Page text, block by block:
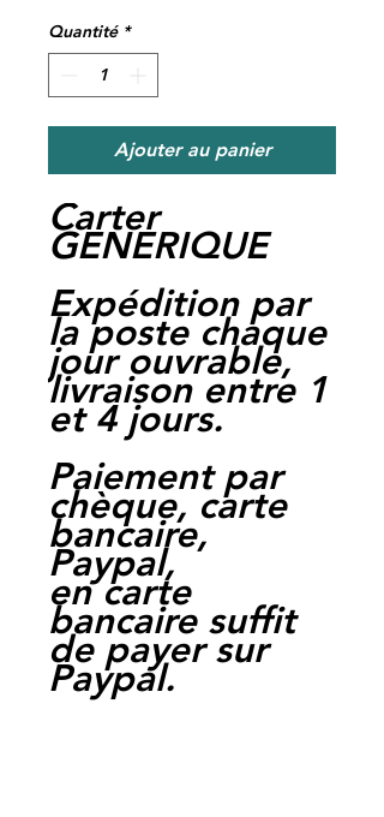
Quantité *
Ajouter au panier
Carter
GENERIQUE
Expédition par
la poste chaque
jour ouvrable,
livraison entre 1
et 4 jours.
Paiement par
chèque, carte
bancaire,
Paypal,
en carte
bancaire suffit
de payer sur
Paypal.